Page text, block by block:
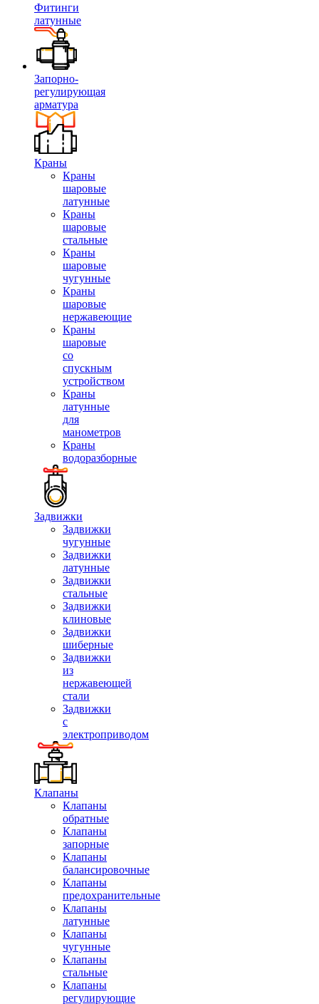
Фитинги
латунные
Запорно-
регулирующая
арматура
Краны
Краны
шаровые
латунные
Краны
шаровые
стальные
Краны
шаровые
чугунные
Краны
шаровые
нержавеющие
Краны
шаровые
со
спускным
устройством
Краны
латунные
для
манометров
Краны
водоразборные
Задвижки
Задвижки
чугунные
Задвижки
латунные
Задвижки
стальные
Задвижки
клиновые
Задвижки
шиберные
Задвижки
из
нержавеющей
стали
Задвижки
с
электроприводом
Клапаны
Клапаны
обратные
Клапаны
запорные
Клапаны
балансировочные
Клапаны
предохранительные
Клапаны
латунные
Клапаны
чугунные
Клапаны
стальные
Клапаны
регулирующие